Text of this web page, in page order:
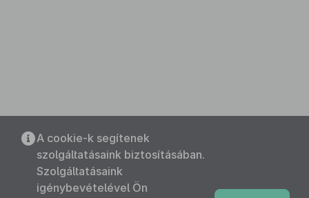
A cookie-k segítenek
szolgáltatásaink biztosításában.
Szolgáltatásaink
igénybevételével Ön